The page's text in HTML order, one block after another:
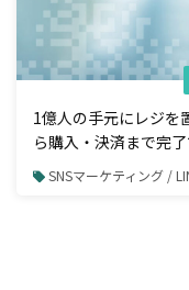
1億人の手元にレジを
ら購入・決済まで完
SNSマーケティング /